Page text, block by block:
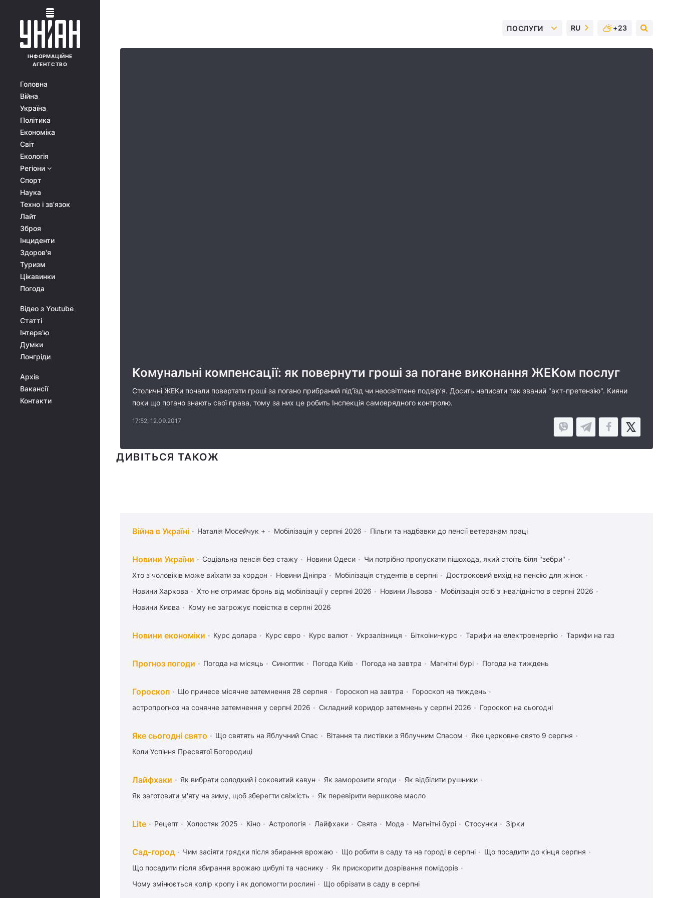
ІНФОРМАЦІЙНЕ
АГЕНТСТВО
Головна
Війна
Україна
Політика
Економіка
Світ
Екологія
Регіони
Спорт
Наука
Техно і зв'язок
Лайт
Зброя
Інциденти
Здоров'я
Туризм
Цікавинки
Погода
Відео з Youtube
Статті
Інтерв'ю
Думки
Лонгріди
Архів
Вакансії
Контакти
ПОСЛУГИ RU +23
Комунальні компенсації: як повернути гроші за погане виконання ЖЕКом послуг
Столичні ЖЕКи почали повертати гроші за погано прибраний під’їзд чи неосвітлене подвір’я. Досить написати так званий "акт-претензію". Кияни
поки що погано знають свої права, тому за них це робить Інспекція самоврядного контролю.
17:52, 12.09.2017
ДИВІТЬСЯ ТАКОЖ
Війна в Україні Наталія Мосейчук + Мобілізація у серпні 2026 Пільги та надбавки до пенсії ветеранам праці
Новини України Соціальна пенсія без стажу Новини Одеси
Чи потрібно пропускати пішохода, який стоїть біля "зебри"
Хто з чоловіків може виїхати за кордон
Новини Дніпра Мобілізація студентів в серпні
Достроковий вихід на пенсію для жінок
Новини Харкова
Хто не отримає бронь від мобілізації у серпні 2026 Новини Львова
Мобілізація осіб з інвалідністю в серпні 2026
Новини Києва
Кому не загрожує повістка в серпні 2026
Новини економіки Курс долара Курс євро Курс валют Укрзалізниця Біткоіни-курс Тарифи на електроенергію Тарифи на газ
Прогноз погоди Погода на місяць Синоптик Погода Київ Погода на завтра Магнітні бурі Погода на тиждень
Гороскоп Що принесе місячне затемнення 28 серпня Гороскоп на завтра
Гороскоп на тиждень
астропрогноз на сонячне затемнення у серпні 2026
Складний коридор затемнень у серпні 2026 Гороскоп на сьогодні
Яке сьогодні свято Що святять на Яблучний Спас Вітання та листівки з Яблучним Спасом
Яке церковне свято 9 серпня
Коли Успіння Пресвятої Богородиці
Лайфхаки Як вибрати солодкий і соковитий кавун Як заморозити ягоди
Як відбілити рушники
Як заготовити м'яту на зиму, щоб зберегти свіжість
Як перевірити вершкове масло
Lite Рецепт Холостяк 2025 Кіно Астрологія Лайфхаки Свята Мода Магнітні бурі Стосунки Зірки
Сад-город Чим засіяти грядки після збирання врожаю Що робити в саду та на городі в серпні
Що посадити до кінця серпня
Що посадити після збирання врожаю цибулі та часнику
Як прискорити дозрівання помідорів
Чому змінюється колір кропу і як допомогти рослині
Що обрізати в саду в серпні